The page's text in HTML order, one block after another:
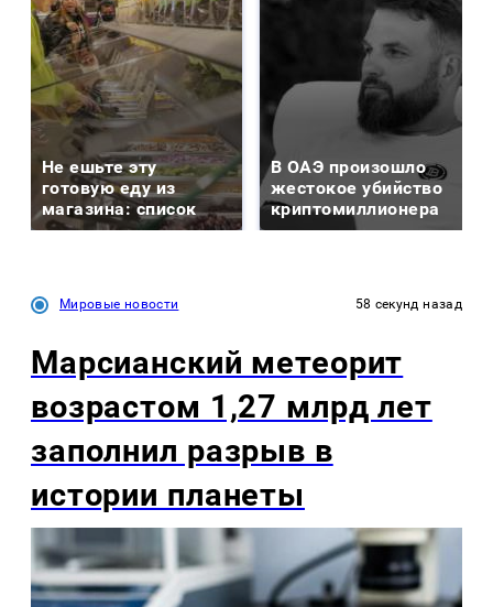
Не ешьте эту
готовую еду из
магазина: список
В ОАЭ произошло
жестокое убийство
криптомиллионера
Мировые новости 58 секунд назад
Марсианский метеорит
возрастом 1,27 млрд лет
заполнил разрыв в
истории планеты